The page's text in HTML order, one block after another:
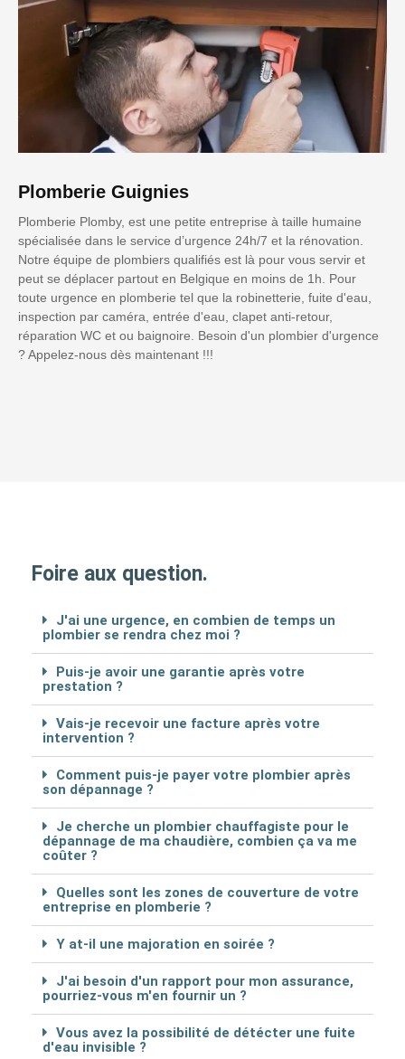
Plomberie Guignies
Plomberie Plomby, est une petite entreprise à taille humaine
spécialisée dans le service d’urgence 24h/7 et la rénovation.
Notre équipe de plombiers qualifiés est là pour vous servir et
peut se déplacer partout en Belgique en moins de 1h. Pour
toute urgence en plomberie tel que la robinetterie, fuite d'eau,
inspection par caméra, entrée d'eau, clapet anti-retour,
réparation WC et ou baignoire. Besoin d'un plombier d'urgence
? Appelez-nous dès maintenant !!!
Foire aux question.
J'ai une urgence, en combien de temps un
plombier se rendra chez moi ?
Puis-je avoir une garantie après votre
prestation ?
Vais-je recevoir une facture après votre
intervention ?
Comment puis-je payer votre plombier après
son dépannage ?
Je cherche un plombier chauffagiste pour le
dépannage de ma chaudière, combien ça va me
coûter ?
Quelles sont les zones de couverture de votre
entreprise en plomberie ?
Y at-il une majoration en soirée ?
J'ai besoin d'un rapport pour mon assurance,
pourriez-vous m'en fournir un ?
Vous avez la possibilité de détécter une fuite
d'eau invisible ?